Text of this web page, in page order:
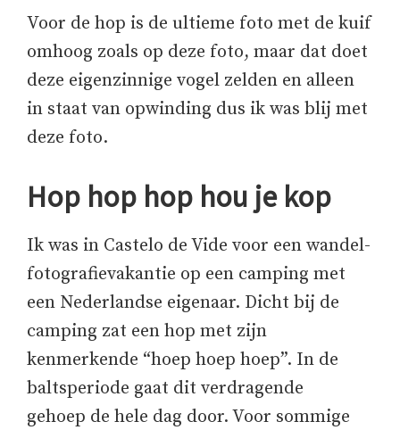
Voor de hop is de ultieme foto met de kuif
omhoog zoals op deze foto, maar dat doet
deze eigenzinnige vogel zelden en alleen
in staat van opwinding dus ik was blij met
deze foto.
Hop hop hop hou je kop
Ik was in Castelo de Vide voor een wandel-
fotografievakantie op een camping met
een Nederlandse eigenaar. Dicht bij de
camping zat een hop met zijn
kenmerkende “hoep hoep hoep”. In de
baltsperiode gaat dit verdragende
gehoep de hele dag door. Voor sommige